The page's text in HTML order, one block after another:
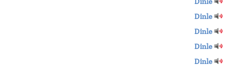
Dinle
Dinle
Dinle
Dinle